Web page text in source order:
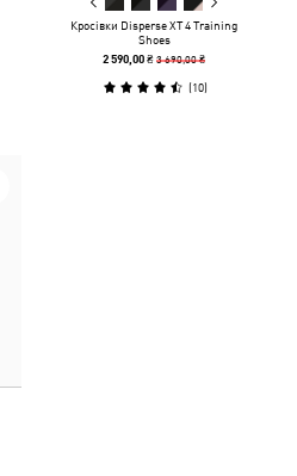
Кросівки Disperse XT 4 Training
Shoes
2 590,00 ₴3 690,00 ₴
(10)